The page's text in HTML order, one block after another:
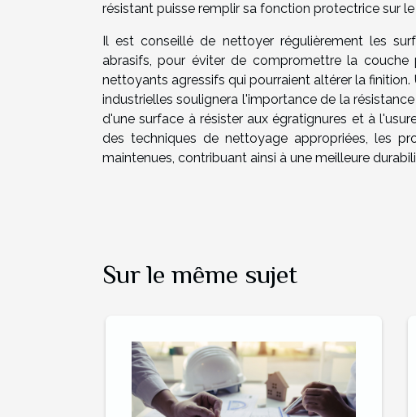
résistant puisse remplir sa fonction protectrice sur
Il est conseillé de nettoyer régulièrement les
abrasifs, pour éviter de compromettre la
nettoyants agressifs qui pourraient altérer la
industrielles soulignera l'importance de la
d'une surface à résister aux égratignures et à
des techniques de nettoyage appropriées, les
maintenues, contribuant ainsi à une meilleure
Sur le même sujet